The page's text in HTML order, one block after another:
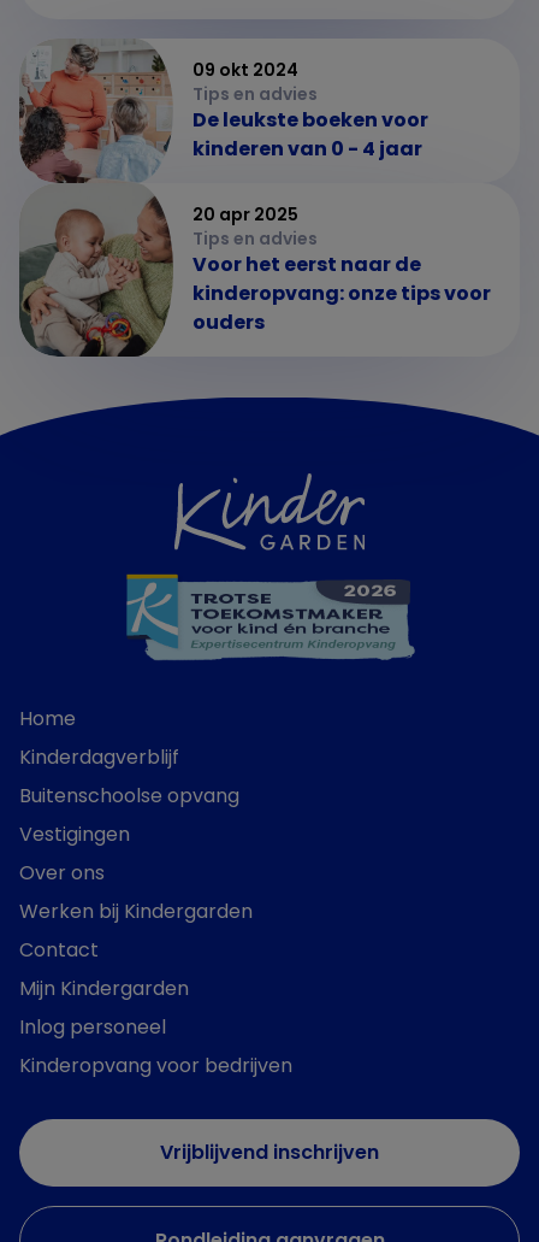
09 okt 2024
Tips en advies
De leukste boeken voor
kinderen van 0 - 4 jaar
20 apr 2025
Tips en advies
Voor het eerst naar de
kinderopvang: onze tips voor
ouders
Home
Kinderdagverblijf
Buitenschoolse opvang
Vestigingen
Over ons
Werken bij Kindergarden
Contact
Mijn Kindergarden
Inlog personeel
Kinderopvang voor bedrijven
Vrijblijvend inschrijven